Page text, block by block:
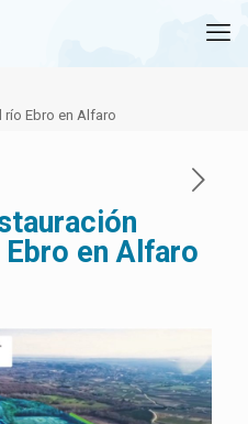
río Ebro en Alfaro
en Alfaro